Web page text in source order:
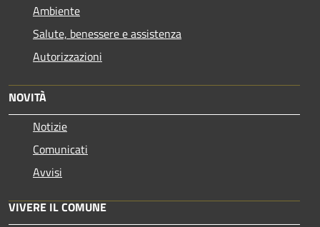
Ambiente
Salute, benessere e assistenza
Autorizzazioni
NOVITÀ
Notizie
Comunicati
Avvisi
VIVERE IL COMUNE